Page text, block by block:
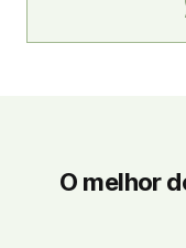
O melhor